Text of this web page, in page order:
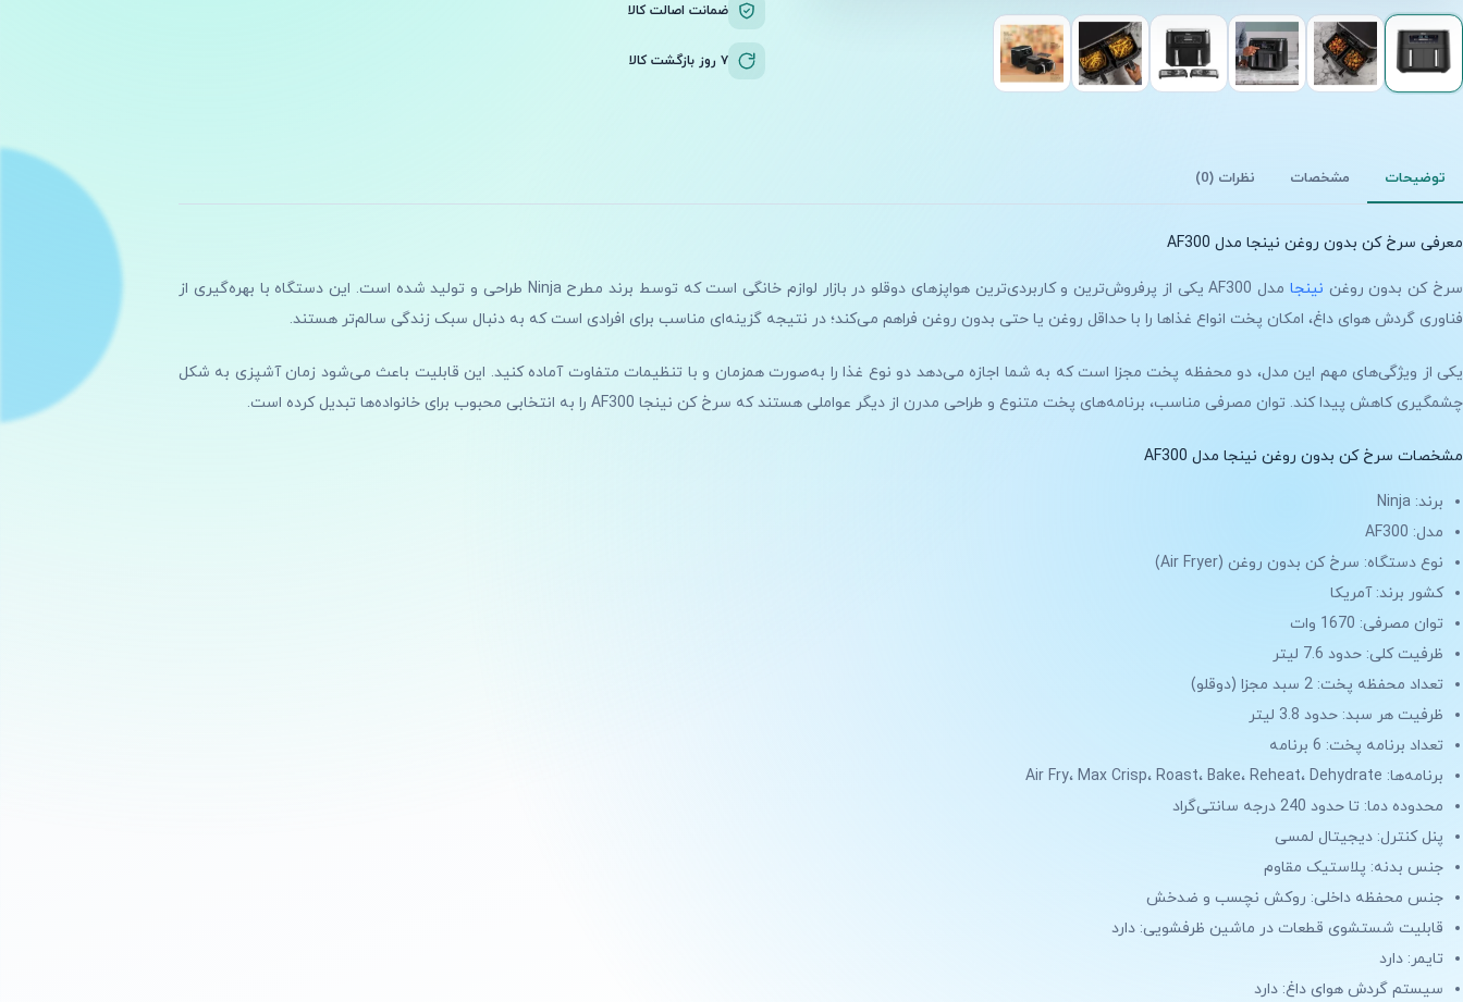
ضمانت اصالت کالا
۷ روز بازگشت کالا
توضیحات مشخصات نظرات (0)
معرفی سرخ کن بدون روغن نینجا مدل AF300
سرخ کن بدون روغن نینجا
مدل AF300 یکی از پرفروش‌ترین و کاربردی‌ترین هواپزهای دوقلو در بازار لوازم خانگی است که توسط برند مطرح Ninja طراحی و تولید شده است. این دستگاه با بهره‌گیری از
فناوری گردش هوای داغ، امکان پخت انواع غذاها را با حداقل روغن یا حتی بدون روغن فراهم می‌کند؛ در نتیجه گزینه‌ای مناسب برای افرادی است که به دنبال سبک زندگی سالم‌تر هستند.
یکی از ویژگی‌های مهم این مدل، دو محفظه پخت مجزا است که به شما اجازه می‌دهد دو نوع غذا را به‌صورت همزمان و با تنظیمات متفاوت آماده کنید. این قابلیت باعث می‌شود زمان آشپزی به شکل
چشمگیری کاهش پیدا کند. توان مصرفی مناسب، برنامه‌های پخت متنوع و طراحی مدرن از دیگر عواملی هستند که سرخ کن نینجا AF300 را به انتخابی محبوب برای خانواده‌ها تبدیل کرده است.
مشخصات سرخ کن بدون روغن نینجا مدل AF300
برند: Ninja
مدل: AF300
نوع دستگاه: سرخ کن بدون روغن (Air Fryer)
کشور برند: آمریکا
توان مصرفی: 1670 وات
ظرفیت کلی: حدود 7.6 لیتر
تعداد محفظه پخت: 2 سبد مجزا (دوقلو)
ظرفیت هر سبد: حدود 3.8 لیتر
تعداد برنامه پخت: 6 برنامه
برنامه‌ها: Air Fry، Max Crisp، Roast، Bake، Reheat، Dehydrate
محدوده دما: تا حدود 240 درجه سانتی‌گراد
پنل کنترل: دیجیتال لمسی
جنس بدنه: پلاستیک مقاوم
جنس محفظه داخلی: روکش نچسب و ضدخش
قابلیت شستشوی قطعات در ماشین ظرفشویی: دارد
تایمر: دارد
سیستم گردش هوای داغ: دارد